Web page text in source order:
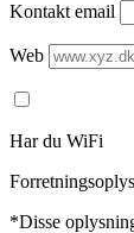
Kontakt email
Web
Har du WiFi
*Disse